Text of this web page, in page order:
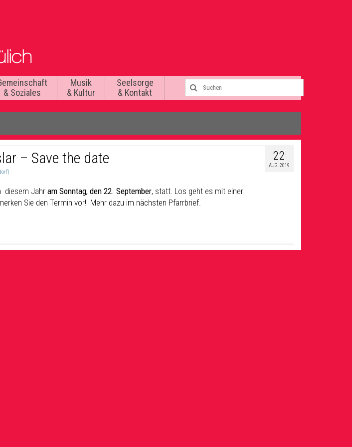
& Soziales
Musik
& Kultur
Seelsorge
& Kontakt
22
AUG. 2019
– Save the date
diesem Jahram Sonntag, den 22. September, statt. Los geht es mit einer
Sie den Termin vor! Mehr dazu im nächsten Pfarrbrief.